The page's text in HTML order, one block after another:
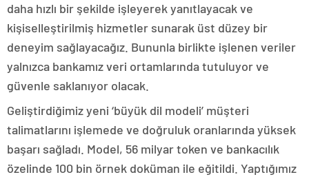
daha hızlı bir şekilde işleyerek yanıtlayacak ve
kişiselleştirilmiş hizmetler sunarak üst düzey bir
deneyim sağlayacağız. Bununla birlikte işlenen veriler
yalnızca bankamız veri ortamlarında tutuluyor ve
güvenle saklanıyor olacak.
Geliştirdiğimiz yeni ‘büyük dil modeli’ müşteri
talimatlarını işlemede ve doğruluk oranlarında yüksek
başarı sağladı. Model, 56 milyar token ve bankacılık
özelinde 100 bin örnek doküman ile eğitildi. Yaptığımız